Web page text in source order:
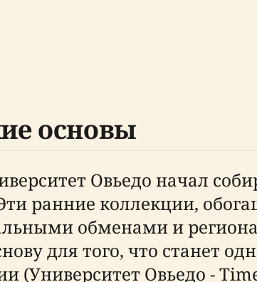
основы
Овьедо начал
ранние коллекции,
обменами и
для того, что станет
(Университет Овьедо -